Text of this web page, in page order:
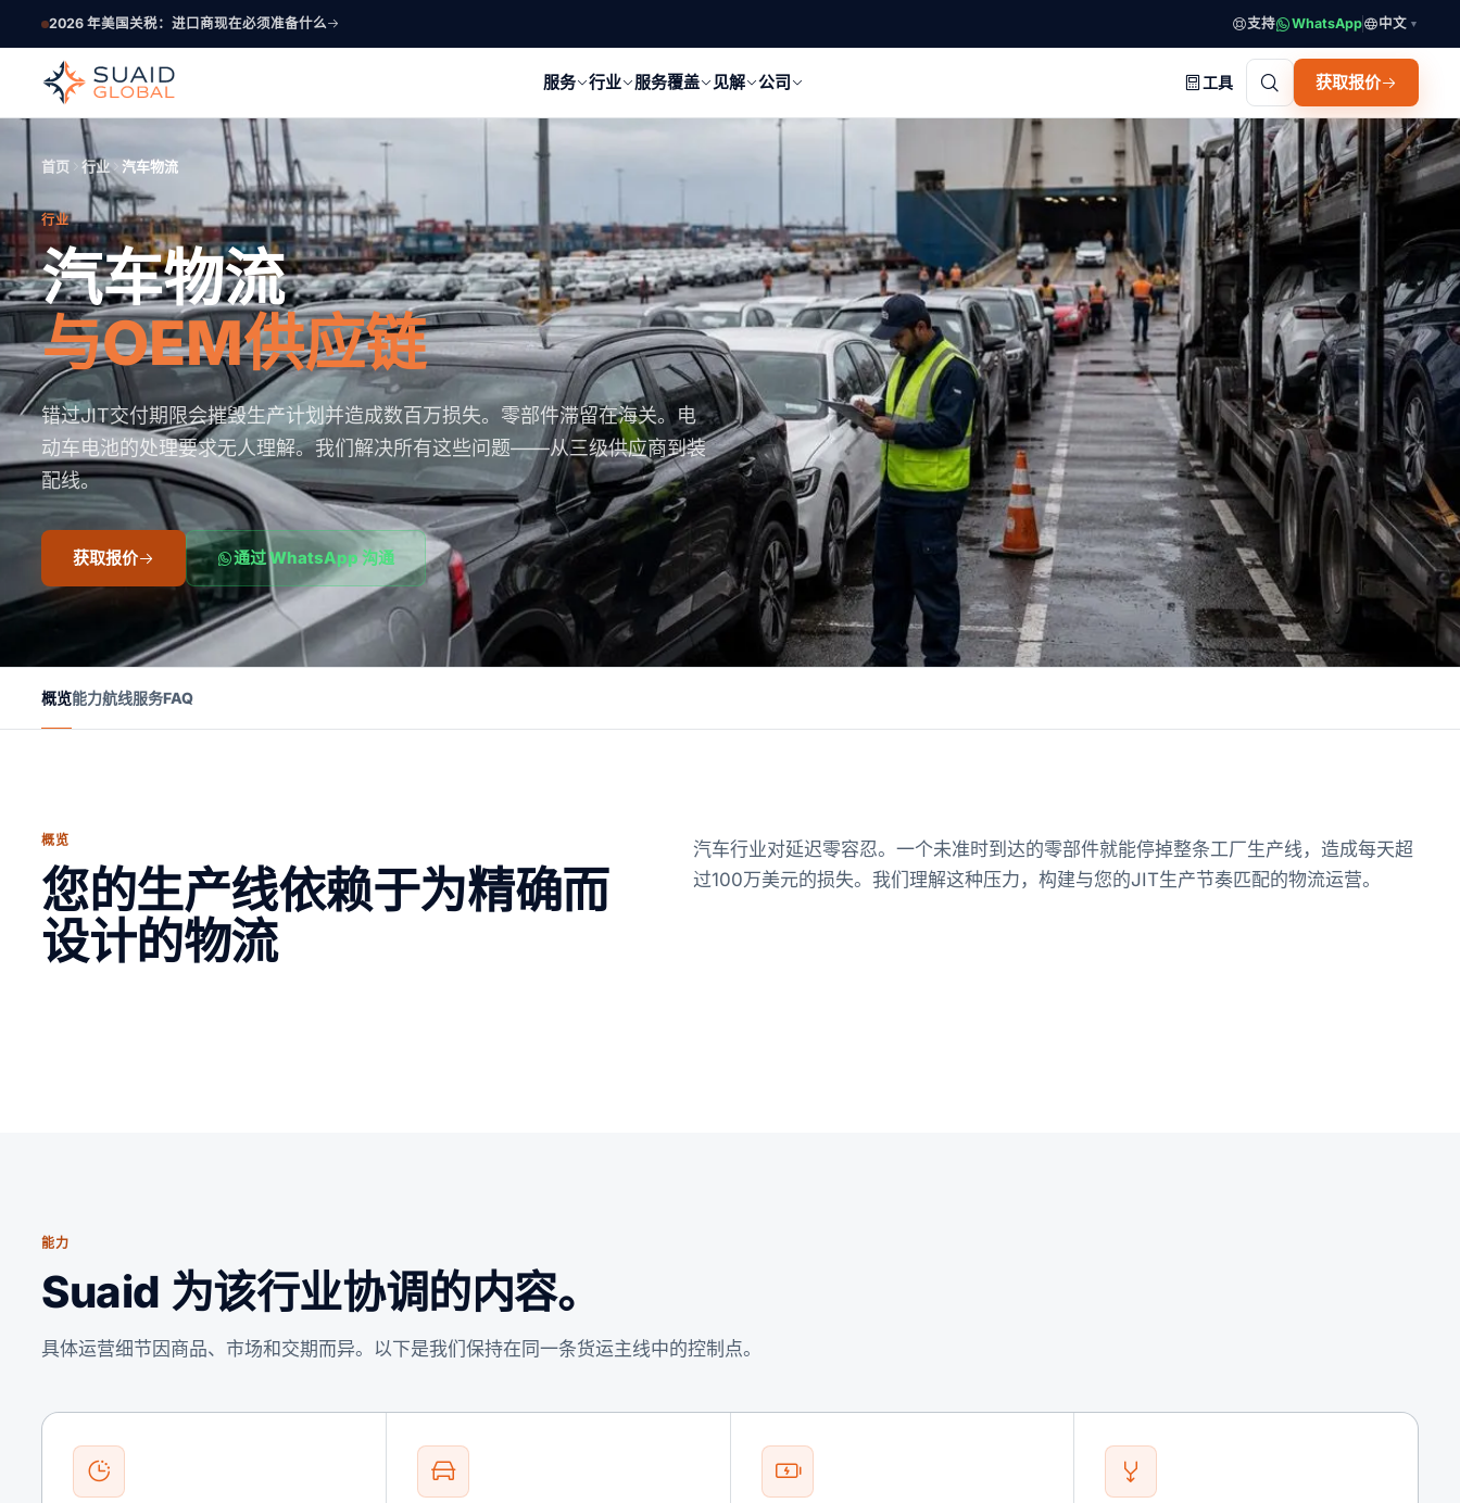
2026 年美国关税：进口商现在必须准备什么 支持 WhatsApp 中文 ▼
服务 行业 服务覆盖 见解 公司 工具 获取报价
首页 行业 汽车物流
行业
汽车物流
与OEM供应链
错过JIT交付期限会摧毁生产计划并造成数百万损失。零部件滞留在海关。电
动车电池的处理要求无人理解。我们解决所有这些问题——从三级供应商到装
配线。
获取报价 通过 WhatsApp 沟通
概览能力航线服务FAQ
概览
您的生产线依赖于为精确而
设计的物流
汽车行业对延迟零容忍。一个未准时到达的零部件就能停掉整条工厂生产线，造成每天超
过100万美元的损失。我们理解这种压力，构建与您的JIT生产节奏匹配的物流运营。
能力
Suaid 为该行业协调的内容。
具体运营细节因商品、市场和交期而异。以下是我们保持在同一条货运主线中的控制点。